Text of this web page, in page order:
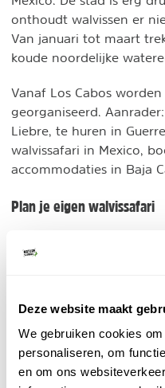
Deze website maakt
We gebruiken cookies
personaliseren, om
en om ons
onthoudt walvissen er
Van januari tot maart
koude noordelijke
Vanaf Los Cabos
georganiseerd.
Liebre, te huren in
walvissafari in Mexico,
accommodaties in Baja
Plan je eigen walvissafari
Get Your
BEKIJK